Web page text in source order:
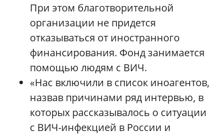
При этом благотворительной
организации не придется
отказываться от иностранного
финансирования. Фонд занимается
помощью людям с ВИЧ.
«Нас включили в список иноагентов,
назвав причинами ряд интервью, в
которых рассказывалось о ситуации
с ВИЧ-инфекцией в России и